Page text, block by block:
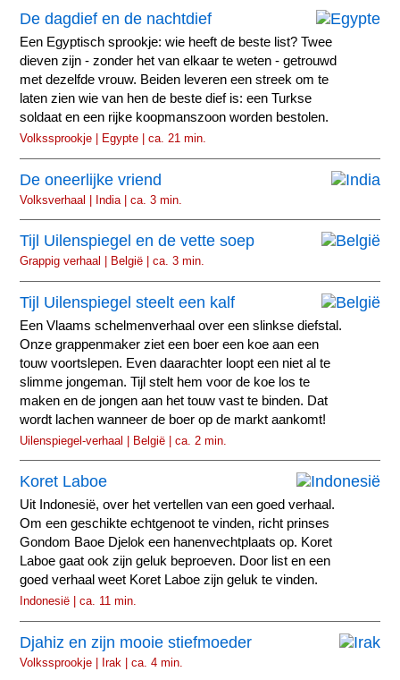
De dagdief en de nachtdief
Een Egyptisch sprookje: wie heeft de beste list? Twee
dieven zijn - zonder het van elkaar te weten - getrouwd
met dezelfde vrouw. Beiden leveren een streek om te
laten zien wie van hen de beste dief is: een Turkse
soldaat en een rijke koopmanszoon worden bestolen.
Volkssprookje | Egypte | ca. 21 min.
De oneerlijke vriend
Volksverhaal | India | ca. 3 min.
Tijl Uilenspiegel en de vette soep
Grappig verhaal | België | ca. 3 min.
Tijl Uilenspiegel steelt een kalf
Een Vlaams schelmenverhaal over een slinkse diefstal.
Onze grappenmaker ziet een boer een koe aan een
touw voortslepen. Even daarachter loopt een niet al te
slimme jongeman. Tijl stelt hem voor de koe los te
maken en de jongen aan het touw vast te binden. Dat
wordt lachen wanneer de boer op de markt aankomt!
Uilenspiegel-verhaal | België | ca. 2 min.
Koret Laboe
Uit Indonesië, over het vertellen van een goed verhaal.
Om een geschikte echtgenoot te vinden, richt prinses
Gondom Baoe Djelok een hanenvechtplaats op. Koret
Laboe gaat ook zijn geluk beproeven. Door list en een
goed verhaal weet Koret Laboe zijn geluk te vinden.
Indonesië | ca. 11 min.
Djahiz en zijn mooie stiefmoeder
Volkssprookje | Irak | ca. 4 min.